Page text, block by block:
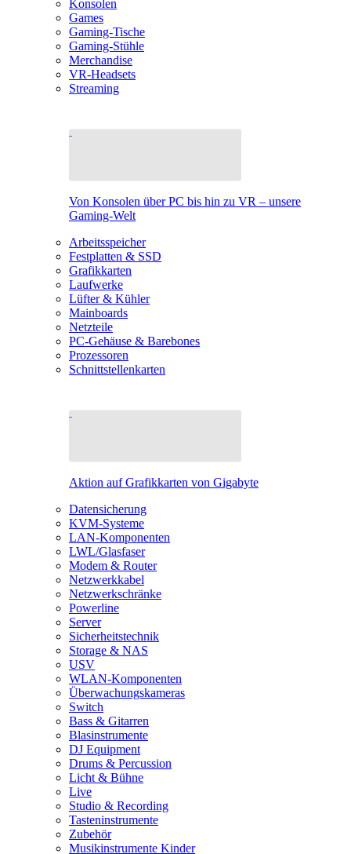
Konsolen
Games
Gaming-Tische
Gaming-Stühle
Merchandise
VR-Headsets
Streaming
Von Konsolen über PC bis hin zu VR – unsere
Gaming-Welt
Arbeitsspeicher
Festplatten & SSD
Grafikkarten
Laufwerke
Lüfter & Kühler
Mainboards
Netzteile
PC-Gehäuse & Barebones
Prozessoren
Schnittstellenkarten
Aktion auf Grafikkarten von Gigabyte
Datensicherung
KVM-Systeme
LAN-Komponenten
LWL/Glasfaser
Modem & Router
Netzwerkkabel
Netzwerkschränke
Powerline
Server
Sicherheitstechnik
Storage & NAS
USV
WLAN-Komponenten
Überwachungskameras
Switch
Bass & Gitarren
Blasinstrumente
DJ Equipment
Drums & Percussion
Licht & Bühne
Live
Studio & Recording
Tasteninstrumente
Zubehör
Musikinstrumente Kinder